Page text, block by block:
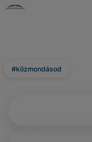
#közmondásod